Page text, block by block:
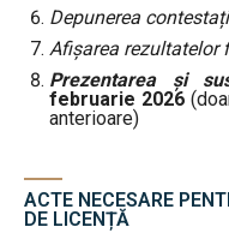
Depunerea
Afișarea rezultatelor
Prezentarea şi
februarie 2026
anterioare)
ACTE NECESARE
DE LICENȚĂ